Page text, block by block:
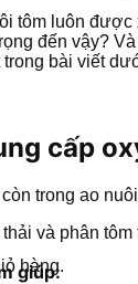
hàng.
tôm luôn
đến vậy?
trong bài viết
cấp
trong ao
và phân
giúp: